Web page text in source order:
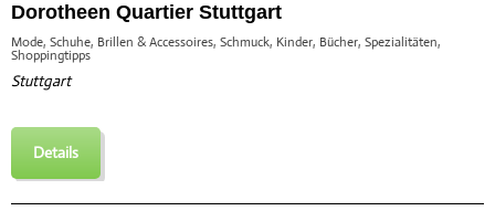
Dorotheen Quartier Stuttgart
Mode, Schuhe, Brillen & Accessoires, Schmuck, Kinder, Bücher, Spezialitäten,
Shoppingtipps
Stuttgart
Details